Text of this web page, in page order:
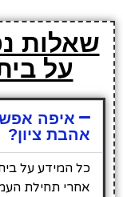
שאלות
על
איפה
אהבת ציון?
כל המידע על
אחרי תחילת